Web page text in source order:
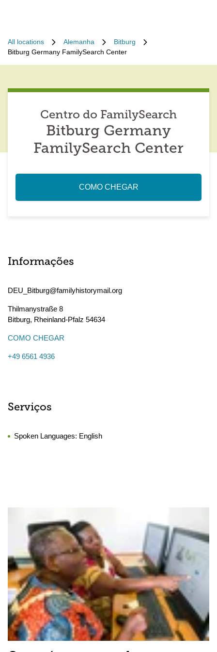
All locations Alemanha
Bitburg
Bitburg Germany FamilySearch Center
Centro do FamilySearch
Bitburg Germany
FamilySearch Center
COMO CHEGAR
Informações
DEU_Bitburg@familyhistorymail.org
Thilmanystraße 8
Bitburg, Rheinland-Pfalz 54634
COMO CHEGAR
+49 6561 4936
Serviços
Spoken Languages: English